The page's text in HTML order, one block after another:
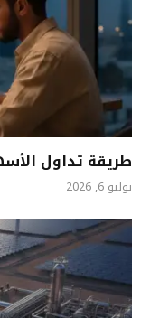
طريقة تداول
يوليو 6, 2026